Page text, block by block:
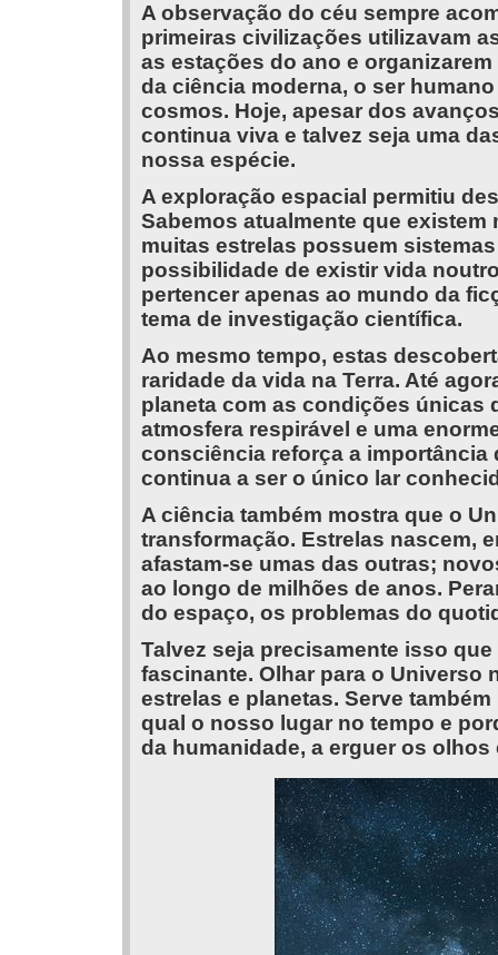
A observação do céu sempre
primeiras civilizações utilizavam
as estações do ano e
da ciência moderna, o ser
cosmos. Hoje, apesar dos
continua viva e talvez seja uma
nossa espécie.
A exploração espacial permitiu
Sabemos atualmente que
muitas estrelas possuem
possibilidade de existir vida
pertencer apenas ao mundo da
tema de investigação científica.
Ao mesmo tempo, estas
raridade da vida na Terra. Até
planeta com as condições únicas
atmosfera respirável e uma
consciência reforça a importância
continua a ser o único lar
A ciência também mostra que o
transformação. Estrelas nascem,
afastam-se umas das outras;
ao longo de milhões de anos.
do espaço, os problemas do
Talvez seja precisamente isso
fascinante. Olhar para o Universo
estrelas e planetas. Serve
qual o nosso lugar no tempo e
da humanidade, a erguer os olhos